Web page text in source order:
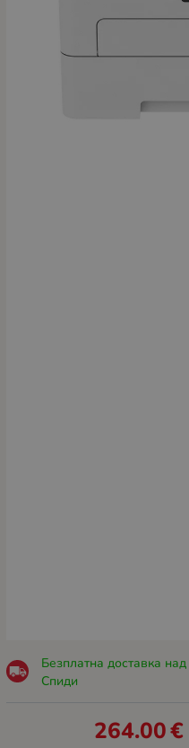
Безплатна доставка над
Спиди
264.00€